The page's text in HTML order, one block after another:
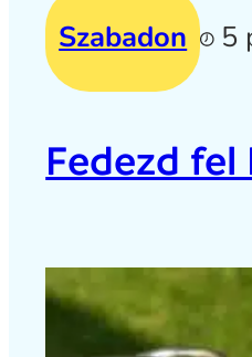
Szabadon 5
Fedezd